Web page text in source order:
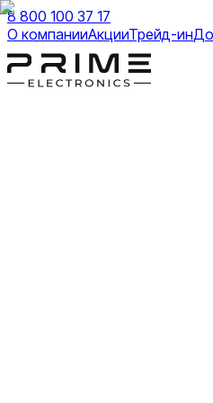
8 800 100 37 17
О компанииАкцииТрейд-ин